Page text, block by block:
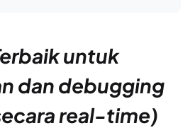
untuk
dan debugging
real-time)